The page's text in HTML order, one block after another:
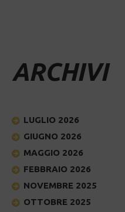
ARCHIVI
LUGLIO 2026
GIUGNO 2026
MAGGIO 2026
FEBBRAIO 2026
NOVEMBRE 2025
OTTOBRE 2025